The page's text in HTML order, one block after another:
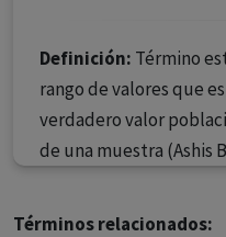
Definición: Término
rango de valores que
verdadero valor
de una muestra (Ashis
Términos relacionados: